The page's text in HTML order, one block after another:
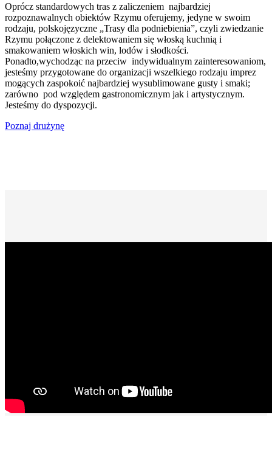
Oprócz standardowych tras z zaliczeniem najbardziej
rozpoznawalnych obiektów Rzymu oferujemy, jedyne w swoim
rodzaju, polskojęzyczne „Trasy dla podniebienia”, czyli zwiedzanie
Rzymu połączone z delektowaniem się włoską kuchnią i
smakowaniem włoskich win, lodów i słodkości.
Ponadto,wychodząc na przeciw indywidualnym zainteresowaniom,
jesteśmy przygotowane do organizacji wszelkiego rodzaju imprez
mogących zaspokoić najbardziej wysublimowane gusty i smaki;
zarówno pod względem gastronomicznym jak i artystycznym.
Jesteśmy do dyspozycji.
Poznaj drużynę